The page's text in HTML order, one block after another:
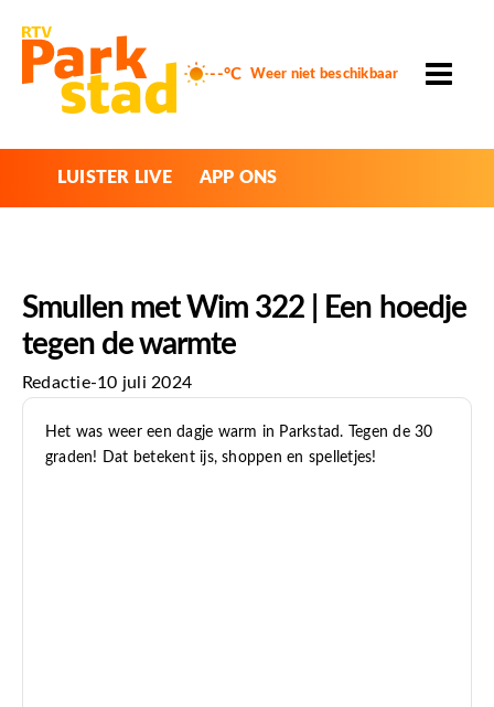
--°C Weer niet beschikbaar
LUISTER LIVE APP ONS
Smullen met Wim 322 | Een hoedje
tegen de warmte
Redactie-10 juli 2024
Het was weer een dagje warm in Parkstad. Tegen de 30
graden! Dat betekent ijs, shoppen en spelletjes!